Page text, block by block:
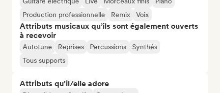
Production professionnelle
Remix Voix
Attributs musicaux qu’ils sont également ouverts
à recevoir
Autotune Reprises Percussions
Synthés
Tous supports
Attributs qu'il/elle adore